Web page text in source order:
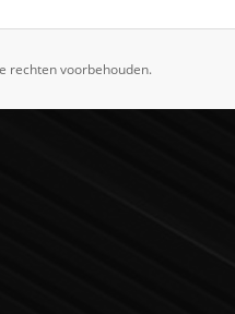
rechten voorbehouden.